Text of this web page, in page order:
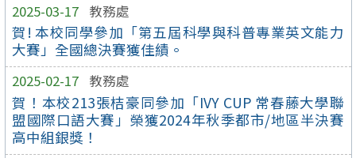
2025-03-17 教務處
賀! 本校同學參加「第五屆科學與科普專業英文能力
大賽」全國總決賽獲佳績。
2025-02-17 教務處
賀！本校213張桔豪同參加「IVY CUP 常春藤大學聯
盟國際口語大賽」榮獲2024年秋季都市/地區半決賽
高中組銀獎！